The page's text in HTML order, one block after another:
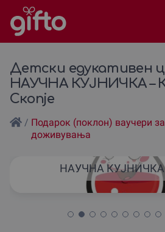
Детски едукативен
НАУЧНА КУЈНИЧКА –
Скопје
/ Подарок (поклон) ваучери за
доживувања
НАУЧНА КУЈНИЧКА